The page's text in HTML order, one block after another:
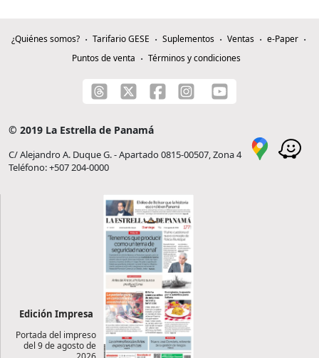
¿Quiénes somos? Tarifario GESE Suplementos Ventas
e-Paper
Puntos de venta
Términos y condiciones
© 2019 La Estrella de Panamá
C/ Alejandro A. Duque G. - Apartado 0815-00507, Zona 4
Teléfono: +507 204-0000
Edición Impresa
Portada del impreso
del 9 de agosto de